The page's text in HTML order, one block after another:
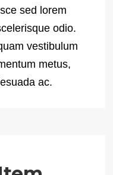
sed lorem
odio.
vestibulum
metus,
ac.